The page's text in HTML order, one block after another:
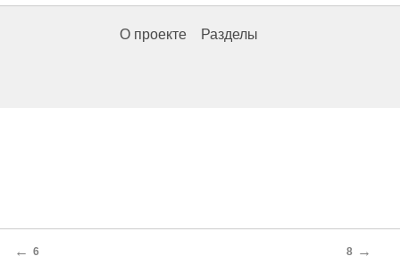
О проекте Разделы
← 6 8 →